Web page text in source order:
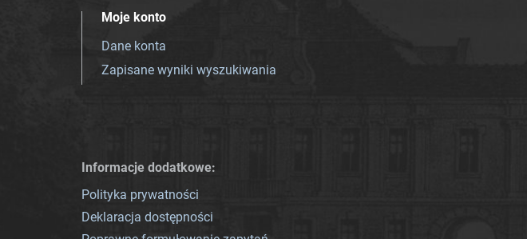
Moje konto
Dane konta
Zapisane wyniki wyszukiwania
Informacje dodatkowe:
Polityka prywatności
Deklaracja dostępności